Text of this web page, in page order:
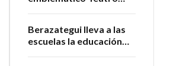
Berazategui lleva a las
escuelas la educación